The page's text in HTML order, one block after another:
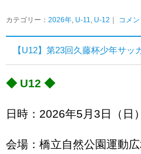
カテゴリー： 2026年, U-11, U-12 コメ
【U12】第23回久藤杯少年サッ
◆ U12 ◆
日時：2026年5月3日（日
会場：橋立自然公園運動